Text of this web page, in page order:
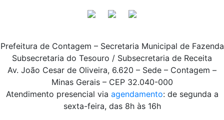
Prefeitura de Contagem – Secretaria Municipal de Fazenda
Subsecretaria do Tesouro / Subsecretaria de Receita
Av. João Cesar de Oliveira, 6.620 – Sede – Contagem –
Minas Gerais – CEP 32.040-000
Atendimento presencial via agendamento: de segunda a
sexta-feira, das 8h às 16h